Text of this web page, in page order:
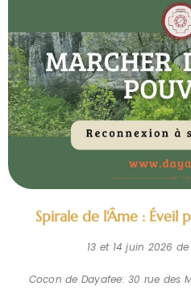
Spirale de l'Âme : Éveil
13 et 14 juin 2026
Cocon de Dayafee: 30 rue des